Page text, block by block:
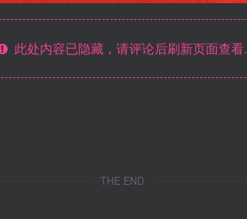
此处内容已隐藏，请评论后刷新页面查看.
THE END